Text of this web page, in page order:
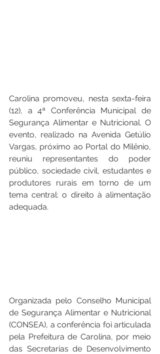
Carolina promoveu, nesta sexta-feira
(12), a 4ª Conferência Municipal de
Segurança Alimentar e Nutricional. O
evento, realizado na Avenida Getúlio
Vargas, próximo ao Portal do Milênio,
reuniu representantes do poder
público, sociedade civil, estudantes e
produtores rurais em torno de um
tema central: o direito à alimentação
adequada.
Organizada pelo Conselho Municipal
de Segurança Alimentar e Nutricional
(CONSEA), a conferência foi articulada
pela Prefeitura de Carolina, por meio
das Secretarias de Desenvolvimento